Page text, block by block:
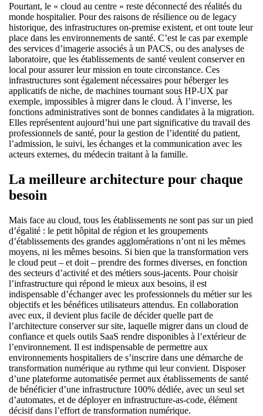
Pourtant, le « cloud au centre » reste déconnecté des réalités du
monde hospitalier. Pour des raisons de résilience ou de legacy
historique, des infrastructures on-premise existent, et ont toute leur
place dans les environnements de santé. C’est le cas par exemple
des services d’imagerie associés à un PACS, ou des analyses de
laboratoire, que les établissements de santé veulent conserver en
local pour assurer leur mission en toute circonstance. Ces
infrastructures sont également nécessaires pour héberger les
applicatifs de niche, de machines tournant sous HP-UX par
exemple, impossibles à migrer dans le cloud. À l’inverse, les
fonctions administratives sont de bonnes candidates à la migration.
Elles représentent aujourd’hui une part significative du travail des
professionnels de santé, pour la gestion de l’identité du patient,
l’admission, le suivi, les échanges et la communication avec les
acteurs externes, du médecin traitant à la famille.
La meilleure architecture pour chaque
besoin
Mais face au cloud, tous les établissements ne sont pas sur un pied
d’égalité : le petit hôpital de région et les groupements
d’établissements des grandes agglomérations n’ont ni les mêmes
moyens, ni les mêmes besoins. Si bien que la transformation vers
le cloud peut – et doit – prendre des formes diverses, en fonction
des secteurs d’activité et des métiers sous-jacents. Pour choisir
l’infrastructure qui répond le mieux aux besoins, il est
indispensable d’échanger avec les professionnels du métier sur les
objectifs et les bénéfices utilisateurs attendus. En collaboration
avec eux, il devient plus facile de décider quelle part de
l’architecture conserver sur site, laquelle migrer dans un cloud de
confiance et quels outils SaaS rendre disponibles à l’extérieur de
l’environnement. Il est indispensable de permettre aux
environnements hospitaliers de s’inscrire dans une démarche de
transformation numérique au rythme qui leur convient. Disposer
d’une plateforme automatisée permet aux établissements de santé
de bénéficier d’une infrastructure 100% dédiée, avec un seul set
d’automates, et de déployer en infrastructure-as-code, élément
décisif dans l’effort de transformation numérique.